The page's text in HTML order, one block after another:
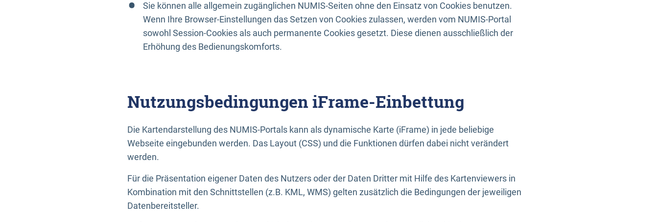
Sie können alle allgemein zugänglichen NUMIS-Seiten ohne den Einsatz von Cookies benutzen.
Wenn Ihre Browser-Einstellungen das Setzen von Cookies zulassen, werden vom NUMIS-Portal
sowohl Session-Cookies als auch permanente Cookies gesetzt. Diese dienen ausschließlich der
Erhöhung des Bedienungskomforts.
Nutzungsbedingungen iFrame-Einbettung
Die Kartendarstellung des NUMIS-Portals kann als dynamische Karte (iFrame) in jede beliebige
Webseite eingebunden werden. Das Layout (CSS) und die Funktionen dürfen dabei nicht verändert
werden.
Für die Präsentation eigener Daten des Nutzers oder der Daten Dritter mit Hilfe des Kartenviewers in
Kombination mit den Schnittstellen (z.B. KML, WMS) gelten zusätzlich die Bedingungen der jeweiligen
Datenbereitsteller.